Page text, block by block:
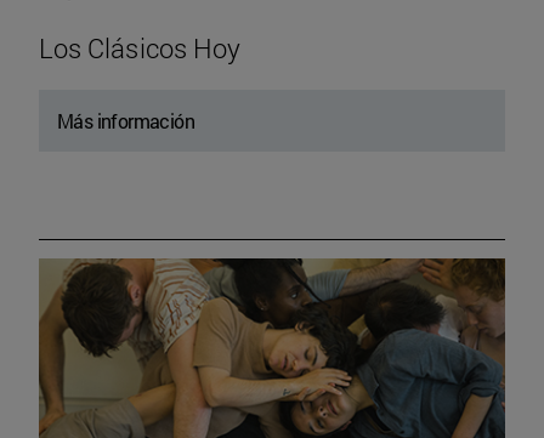
Los Clásicos Hoy
Más información